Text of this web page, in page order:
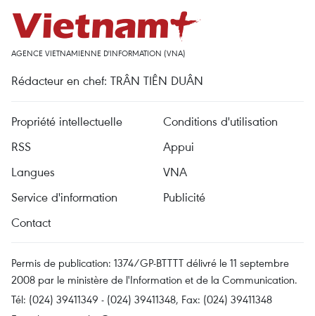
AGENCE VIETNAMIENNE D'INFORMATION (VNA)
Rédacteur en chef: TRÂN TIÊN DUÂN
Propriété intellectuelle
Conditions d'utilisation
RSS
Appui
Langues
VNA
Service d'information
Publicité
Contact
Permis de publication: 1374/GP-BTTTT délivré le 11 septembre
2008 par le ministère de l'Information et de la Communication.
Tél: (024) 39411349 - (024) 39411348, Fax: (024) 39411348